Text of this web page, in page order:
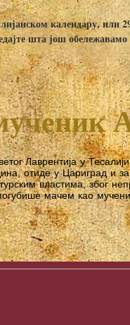
календару, или
шта још
Лаврентија у
отиде у Цариград и
властима, због
мачем као